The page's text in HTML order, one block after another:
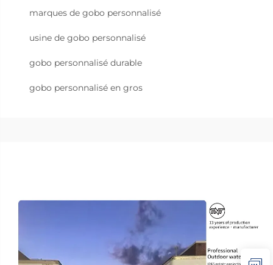
marques de gobo personnalisé
usine de gobo personnalisé
gobo personnalisé durable
gobo personnalisé en gros